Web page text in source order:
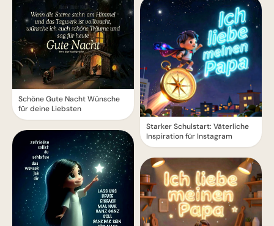
Schöne Gute Nacht Wünsche
für deine Liebsten
Starker Schulstart: Väterliche
Inspiration für Instagram